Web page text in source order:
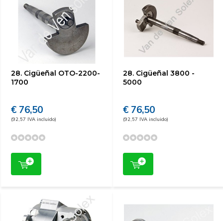
28. Cigüeñal OTO-2200-
1700
€ 76,50
(92,57 IVA incluido)
28. Cigüeñal 3800 -
5000
€ 76,50
(92,57 IVA incluido)